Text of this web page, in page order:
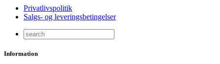
Privatlivspolitik
Salgs- og leveringsbetingelser
Information